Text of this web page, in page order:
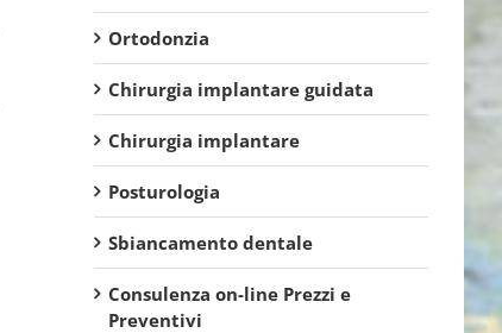
Ortodonzia
Chirurgia implantare guidata
Chirurgia implantare
Posturologia
Sbiancamento dentale
Consulenza on-line Prezzi e
Preventivi